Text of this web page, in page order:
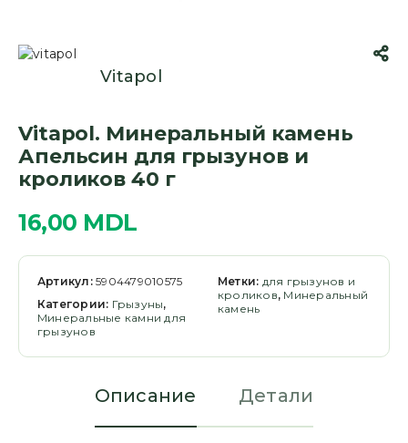
Vitapol
Vitapol. Минеральный камень
Апельсин для грызунов и
кроликов 40 г
16,00 MDL
Артикул:5904479010575
Категории: Грызуны,
Минеральные камни для
грызунов
Метки: для грызунов и
кроликов, Минеральный
камень
Описание Детали